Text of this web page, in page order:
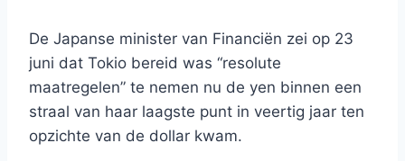
De Japanse minister van Financiën zei op 23
juni dat Tokio bereid was “resolute
maatregelen” te nemen nu de yen binnen een
straal van haar laagste punt in veertig jaar ten
opzichte van de dollar kwam.